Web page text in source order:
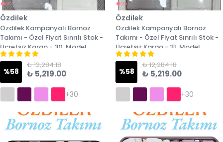
Özdilek
Özdilek Kampanyalı Bornoz
Takımı - Özel Fiyat Sınrılı Stok -
Ücretsiz Kargo - 30. Model
%58
₺ 12,284.18
₺ 5,219.00
+30
Özdilek
Özdilek Kampanyalı Bornoz
Takımı - Özel Fiyat Sınrılı Stok -
Ücretsiz Kargo - 31. Model
%58
₺ 12,284.18
₺ 5,219.00
+30